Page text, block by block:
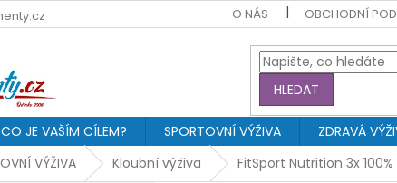
O NÁS OBCHODNÍ
HLEDAT
CO JE VAŠÍM CÍLEM? SPORTOVNÍ VÝŽIVA ZDRAVÁ
VÝŽIVA Kloubní výživa FitSport Nutrition 3x